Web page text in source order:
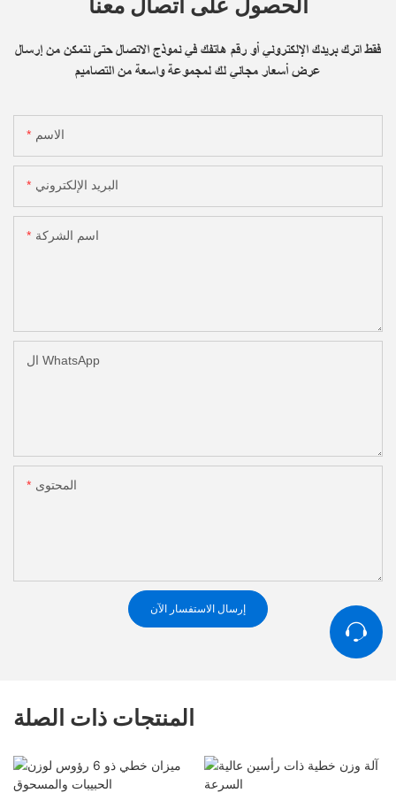
فقط اترك بريدك الإلكتروني أو رقم هاتفك في نموذج الاتصال حتى نتمكن من إرسال
عرض أسعار مجاني لك لمجموعة واسعة من التصاميم
الاسم
البريد الإلكتروني
اسم الشركة
ال WhatsApp
المحتوى
إرسال الاستفسار الآن
المنتجات ذات الصلة